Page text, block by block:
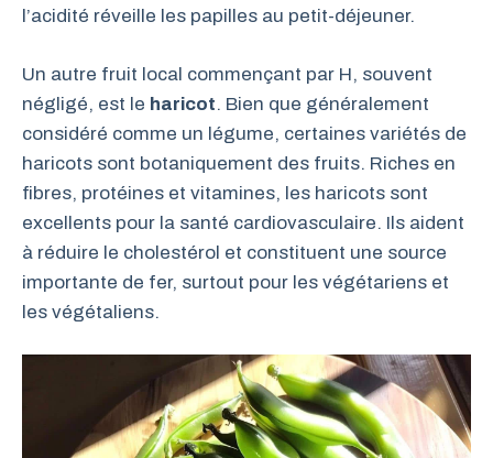
l’acidité réveille les papilles au petit-déjeuner.
Un autre fruit local commençant par H, souvent
négligé, est le haricot. Bien que généralement
considéré comme un légume, certaines variétés de
haricots sont botaniquement des fruits. Riches en
fibres, protéines et vitamines, les haricots sont
excellents pour la santé cardiovasculaire. Ils aident
à réduire le cholestérol et constituent une source
importante de fer, surtout pour les végétariens et
les végétaliens.